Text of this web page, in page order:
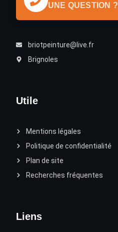
Liens
Utile
Mentions légales
Politique de confidentialité
Plan de site
Recherches fréquentes
UNE QUESTION ?
briotpeinture@live.fr
Brignoles